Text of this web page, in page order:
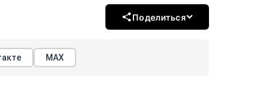
Поделиться
МАХ